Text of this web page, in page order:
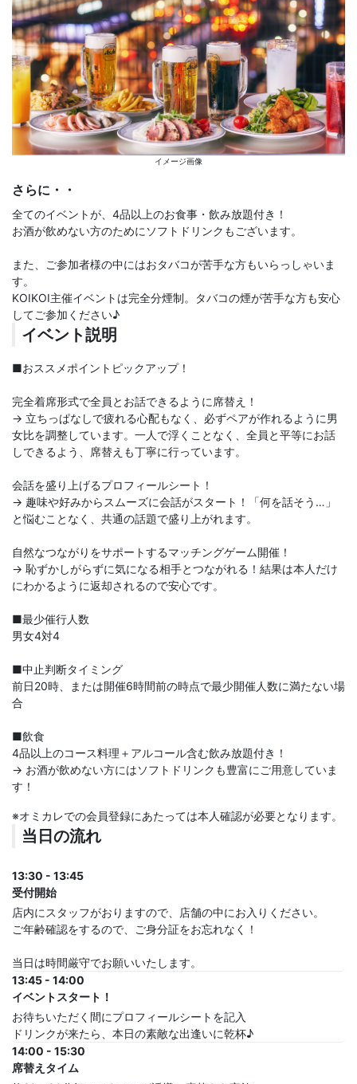
イメージ画像
さらに・・
全てのイベントが、4品以上のお食事・飲み放題付き！
お酒が飲めない方のためにソフトドリンクもございます。
また、ご参加者様の中にはおタバコが苦手な方もいらっしゃいま
す。
KOIKOI主催イベントは完全分煙制。タバコの煙が苦手な方も安心
してご参加ください♪
イベント説明
■おススメポイントピックアップ！
完全着席形式で全員とお話できるように席替え！
→ 立ちっぱなしで疲れる心配もなく、必ずペアが作れるように男
女比を調整しています。一人で浮くことなく、全員と平等にお話
しできるよう、席替えも丁寧に行っています。
会話を盛り上げるプロフィールシート！
→ 趣味や好みからスムーズに会話がスタート！「何を話そう…」
と悩むことなく、共通の話題で盛り上がれます。
自然なつながりをサポートするマッチングゲーム開催！
→ 恥ずかしがらずに気になる相手とつながれる！結果は本人だけ
にわかるように返却されるので安心です。
■最少催行人数
男女4対4
■中止判断タイミング
前日20時、または開催6時間前の時点で最少開催人数に満たない場
合
■飲食
4品以上のコース料理＋アルコール含む飲み放題付き！
→ お酒が飲めない方にはソフトドリンクも豊富にご用意していま
す！
※オミカレでの会員登録にあたっては本人確認が必要となります。
当日の流れ
13:30 - 13:45
受付開始
店内にスタッフがおりますので、店舗の中にお入りください。
ご年齢確認をするので、ご身分証をお忘れなく！
当日は時間厳守でお願いいたします。
13:45 - 14:00
イベントスタート！
お待ちいただく間にプロフィールシートを記入
ドリンクが来たら、本日の素敵な出逢いに乾杯♪
14:00 - 15:30
席替えタイム